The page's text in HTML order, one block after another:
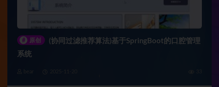
# 原创
(协同过滤推荐算法)基于SpringBoot的口腔管理
系统